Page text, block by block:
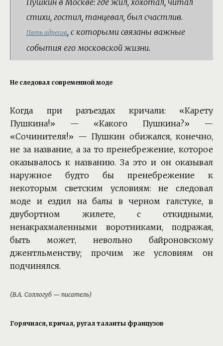
Пушкин в Москве: где жил, хохотал, читал
стихи, гостил, танцевал, был счастлив.
Пять адресов, с которыми связаны важные
события его московской жизни.
Не следовал современной моде
Когда при разъездах кричали: «Карету
Пушкина!» — «Какого Пушкина?» —
«Сочинителя!» — Пушкин обижался, конечно,
не за название, а за то пренебрежение, которое
оказывалось к названию. За это и он оказывал
наружное будто бы пренебрежение к
некоторым светским условиям: не следовал
моде и ездил на балы в черном галстуке, в
двубортном жилете, с откидными,
ненакрахмаленными воротниками, подражая,
быть может, невольно байроновскому
джентльменству; прочим же условиям он
подчинялся.
(В.А. Соллогуб — писатель)
Горячился, кричал, ругал таланты французов